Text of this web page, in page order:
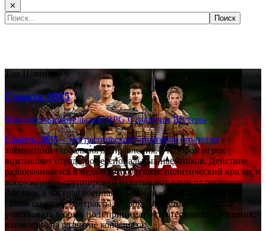
✕
Топ Новинка! 9
Спарта 2035
Многопользовательские RPG Стратегии Шутеры
Спарта 2035– это тактическаяпошаговая стратегияс
элементами глобального управления, в которой игрок
возглавляет отряд профессиональных наёмников. Действие
разворачивается в недалёком будущем: политический кризис и
вооружённые группировки охватывают один из регионов
Африки, а частная военная компания «Спарта» берётся за
самые опасные контракты. Игроку предстоит не только
участвовать в боях, но и принимать стратегические решения,
влияющие на развитие конфликта.